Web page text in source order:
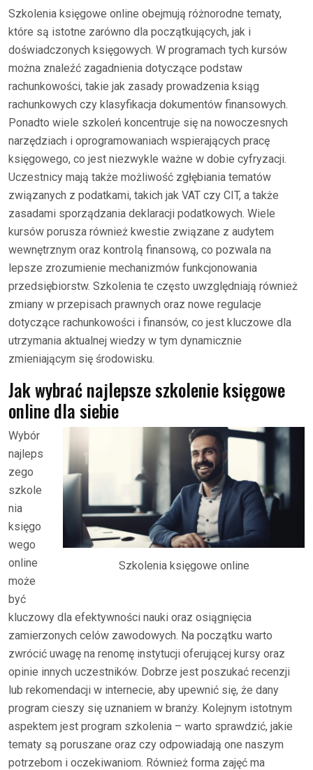
Szkolenia księgowe online obejmują różnorodne tematy,
które są istotne zarówno dla początkujących, jak i
doświadczonych księgowych. W programach tych kursów
można znaleźć zagadnienia dotyczące podstaw
rachunkowości, takie jak zasady prowadzenia ksiąg
rachunkowych czy klasyfikacja dokumentów finansowych.
Ponadto wiele szkoleń koncentruje się na nowoczesnych
narzędziach i oprogramowaniach wspierających pracę
księgowego, co jest niezwykle ważne w dobie cyfryzacji.
Uczestnicy mają także możliwość zgłębiania tematów
związanych z podatkami, takich jak VAT czy CIT, a także
zasadami sporządzania deklaracji podatkowych. Wiele
kursów porusza również kwestie związane z audytem
wewnętrznym oraz kontrolą finansową, co pozwala na
lepsze zrozumienie mechanizmów funkcjonowania
przedsiębiorstw. Szkolenia te często uwzględniają również
zmiany w przepisach prawnych oraz nowe regulacje
dotyczące rachunkowości i finansów, co jest kluczowe dla
utrzymania aktualnej wiedzy w tym dynamicznie
zmieniającym się środowisku.
Jak wybrać najlepsze szkolenie księgowe
online dla siebie
Szkolenia księgowe online
Wybór
najleps
zego
szkole
nia
księgo
wego
online
może
być
kluczowy dla efektywności nauki oraz osiągnięcia
zamierzonych celów zawodowych. Na początku warto
zwrócić uwagę na renomę instytucji oferującej kursy oraz
opinie innych uczestników. Dobrze jest poszukać recenzji
lub rekomendacji w internecie, aby upewnić się, że dany
program cieszy się uznaniem w branży. Kolejnym istotnym
aspektem jest program szkolenia – warto sprawdzić, jakie
tematy są poruszane oraz czy odpowiadają one naszym
potrzebom i oczekiwaniom. Również forma zajęć ma